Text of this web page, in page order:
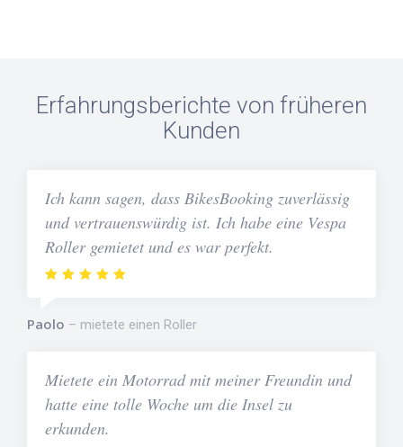
Erfahrungsberichte von früheren
Kunden
Ich kann sagen, dass BikesBooking zuverlässig
und vertrauenswürdig ist. Ich habe eine Vespa
Roller gemietet und es war perfekt.
Paolo mietete einen Roller
Mietete ein Motorrad mit meiner Freundin und
hatte eine tolle Woche um die Insel zu
erkunden.